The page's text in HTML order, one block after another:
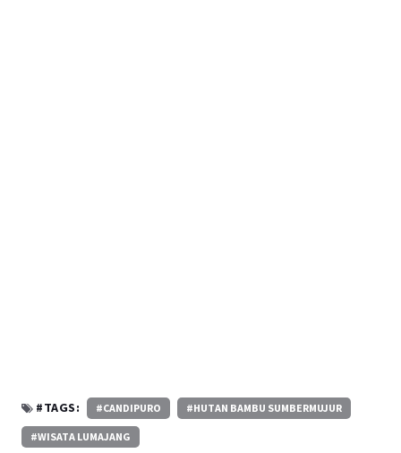
#TAGS: #CANDIPURO #HUTAN BAMBU SUMBERMUJUR
#WISATA LUMAJANG